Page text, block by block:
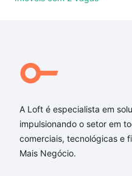
comodidades, como
Qual o preço de Imóveis
Jardim Novo Eldorado,
Aqui na Loft temos a
Imóveis com 1 vaga à
Eldorado, Sorocaba, SP
e com nossas opções
A Loft é especialista em
impulsionando o setor em
comerciais, tecnológicas e
Mais Negócio.